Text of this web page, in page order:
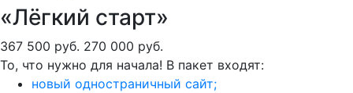
«Лёгкий старт»
367 500 руб. 270 000 руб.
То, что нужно для начала! В пакет входят:
новый одностраничный сайт;